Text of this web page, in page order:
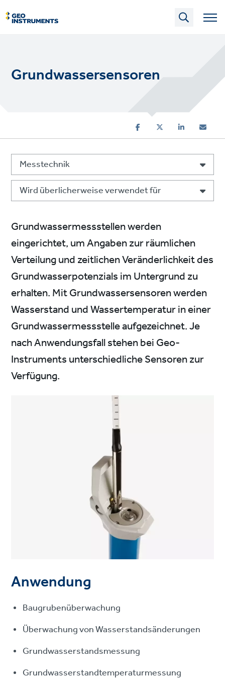
to
main
Grundwassersensoren
Messtechnik
Wird überlicherweise verwendet für
Grundwassermessstellen werden
eingerichtet, um Angaben zur räumlichen
Verteilung und zeitlichen Veränderlichkeit des
Grundwasserpotenzials im Untergrund zu
erhalten. Mit Grundwassersensoren werden
Wasserstand und Wassertemperatur in einer
Grundwassermessstelle aufgezeichnet. Je
nach Anwendungsfall stehen bei Geo-
Instruments unterschiedliche Sensoren zur
Verfügung.
Anwendung
Baugrubenüberwachung
Überwachung von Wasserstandsänderungen
Grundwasserstandsmessung
Grundwasserstandtemperaturmessung